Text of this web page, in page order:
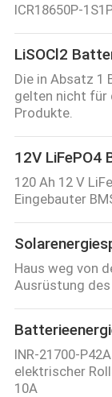
ICR18650P-
LiSOCl2
Die in Absatz 1
gelten nicht für
Produkte.
12V LiFePO4
120 Ah 12 V
Eingebauter
Haus weg von
Ausrüstung
INR-21700-
elektrischer
10A